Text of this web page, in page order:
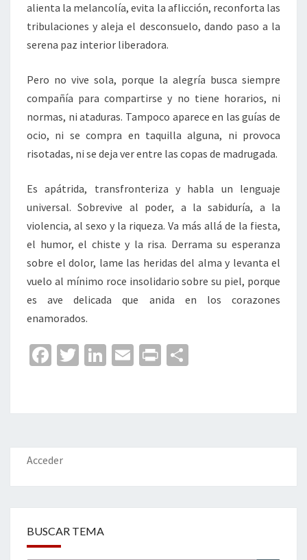
alienta la melancolía, evita la aflicción, reconforta las
tribulaciones y aleja el desconsuelo, dando paso a la
serena paz interior liberadora.
Pero no vive sola, porque la alegría busca siempre
compañía para compartirse y no tiene horarios, ni
normas, ni ataduras. Tampoco aparece en las guías de
ocio, ni se compra en taquilla alguna, ni provoca
risotadas, ni se deja ver entre las copas de madrugada.
Es apátrida, transfronteriza y habla un lenguaje
universal. Sobrevive al poder, a la sabiduría, a la
violencia, al sexo y la riqueza. Va más allá de la fiesta,
el humor, el chiste y la risa. Derrama su esperanza
sobre el dolor, lame las heridas del alma y levanta el
vuelo al mínimo roce insolidario sobre su piel, porque
es ave delicada que anida en los corazones
enamorados.
Fa
o
o
k
T
er
Li
dI
n
E
l
Pr
p
ar
Acceder
BUSCAR TEMA